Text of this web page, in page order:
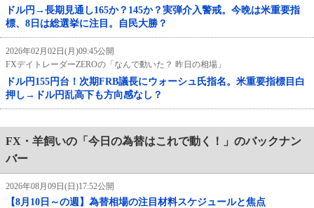
ドル円→長期見通し165か？145か？実弾介入警戒。今晩は米重要指
標、8日は総選挙に注目。自民大勝？
2026年02月02日(月)09:45公開
FXデイトレーダーZEROの「なんで動いた？ 昨日の相場」
ドル円155円台！次期FRB議長にウォーシュ氏指名。米重要指標目白
押し→ドル円乱高下も方向感なし？
FX・羊飼いの「今日の為替はこれで動く！」のバックナン
バー
2026年08月09日(日)17:52公開
【8月10日～の週】為替相場の注目材料スケジュールと焦点